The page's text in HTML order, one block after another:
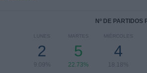
Nº DE
LUNES
2
9.09%
MARTES
5
22.73%
MIÉRCOLES
4
18.18%